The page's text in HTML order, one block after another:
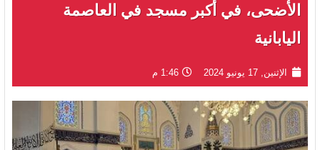
الأضحى، في أكبر مسجد في العاصمة
اليابانية
الإثنين, 17 يونيو 2024 1:46 م